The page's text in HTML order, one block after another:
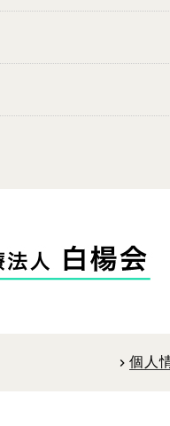
chevron_right個人